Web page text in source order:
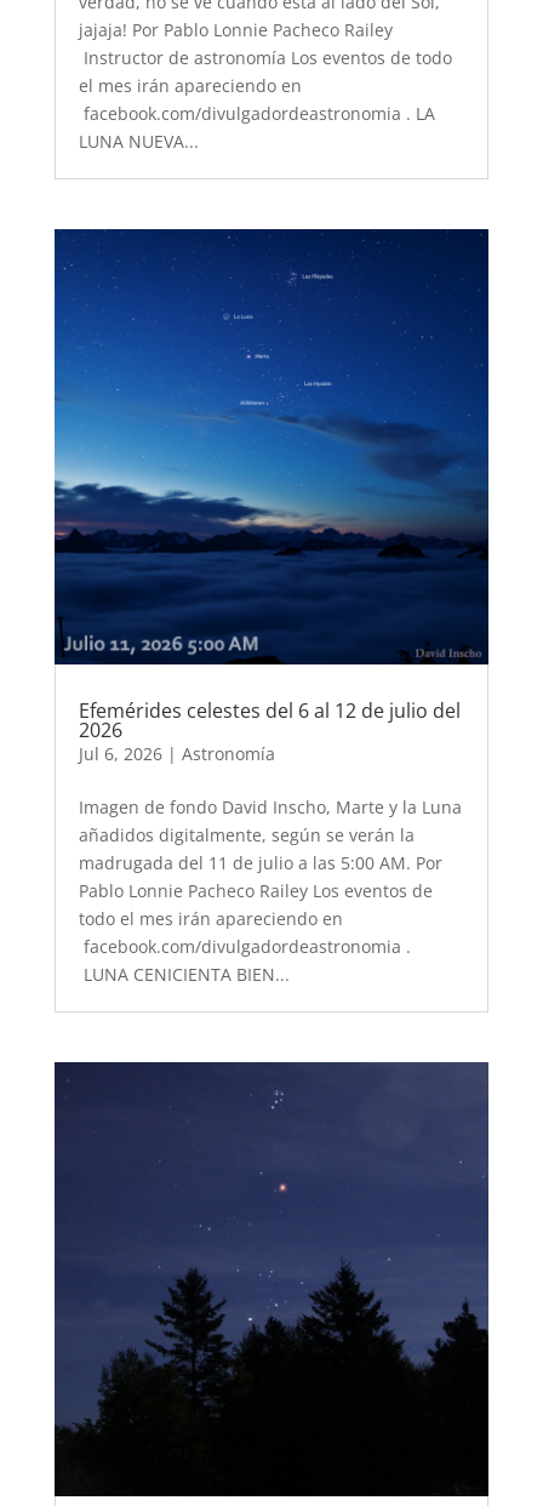
jajaja! Por Pablo Lonnie Pacheco Railey
Instructor de astronomía Los eventos de todo
el mes irán apareciendo en
facebook.com/divulgadordeastronomia . LA
LUNA NUEVA...
Efemérides celestes del 6 al 12 de julio del
2026
Jul 6, 2026| Astronomía
Imagen de fondo David Inscho, Marte y la Luna
añadidos digitalmente, según se verán la
madrugada del 11 de julio a las 5:00 AM. Por
Pablo Lonnie Pacheco Railey Los eventos de
todo el mes irán apareciendo en
facebook.com/divulgadordeastronomia .
LUNA CENICIENTA BIEN...